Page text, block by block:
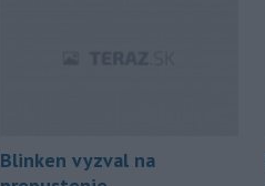
Blinken vyzval na